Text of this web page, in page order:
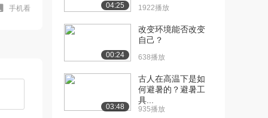
手机看
（下）
[9] 23.4 人类的起源和进化
（上）
[10] 23.4 人类的起源和进
04:25 1922播放
00:24
改变环境能否改变
自己？
638播放
03:48
古人在高温下是如
何避暑的？避暑工
具...
935播放